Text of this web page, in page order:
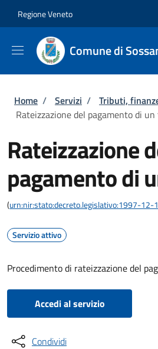
Regione Veneto
Comune di
Briciole di pane
Home / Servizi / Tributi,
Rateizzazione del pagamento di
Rateizzazione
pagamento di
(urn:nir:stato:decreto.legislativo:1997-12-
Servizio attivo
Procedimento di rateizzazione del
Accedi al servizio
Condividi